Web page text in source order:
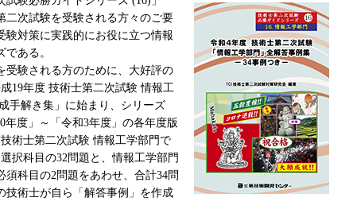
二次試験を受験される方々のご要
験対策に実践的にお役に立つ情報
ある。
受験される方のために、大好評の
19年度 技術士第二次試験 情報工
手解き集」に始まり、シリーズ
年度」～「令和3年度」の各年度版
術士第二次試験 情報工学部門で
択科目の32問題と、情報工学部門
須科目の2問題をあわせ、合計34問
技術士が自ら「解答事例」を作成